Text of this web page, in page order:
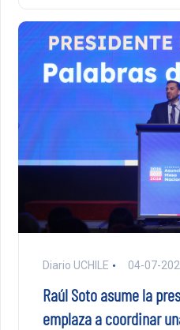
Diario UCHILE 04-07-
Raúl Soto asume la
emplaza a coordinar